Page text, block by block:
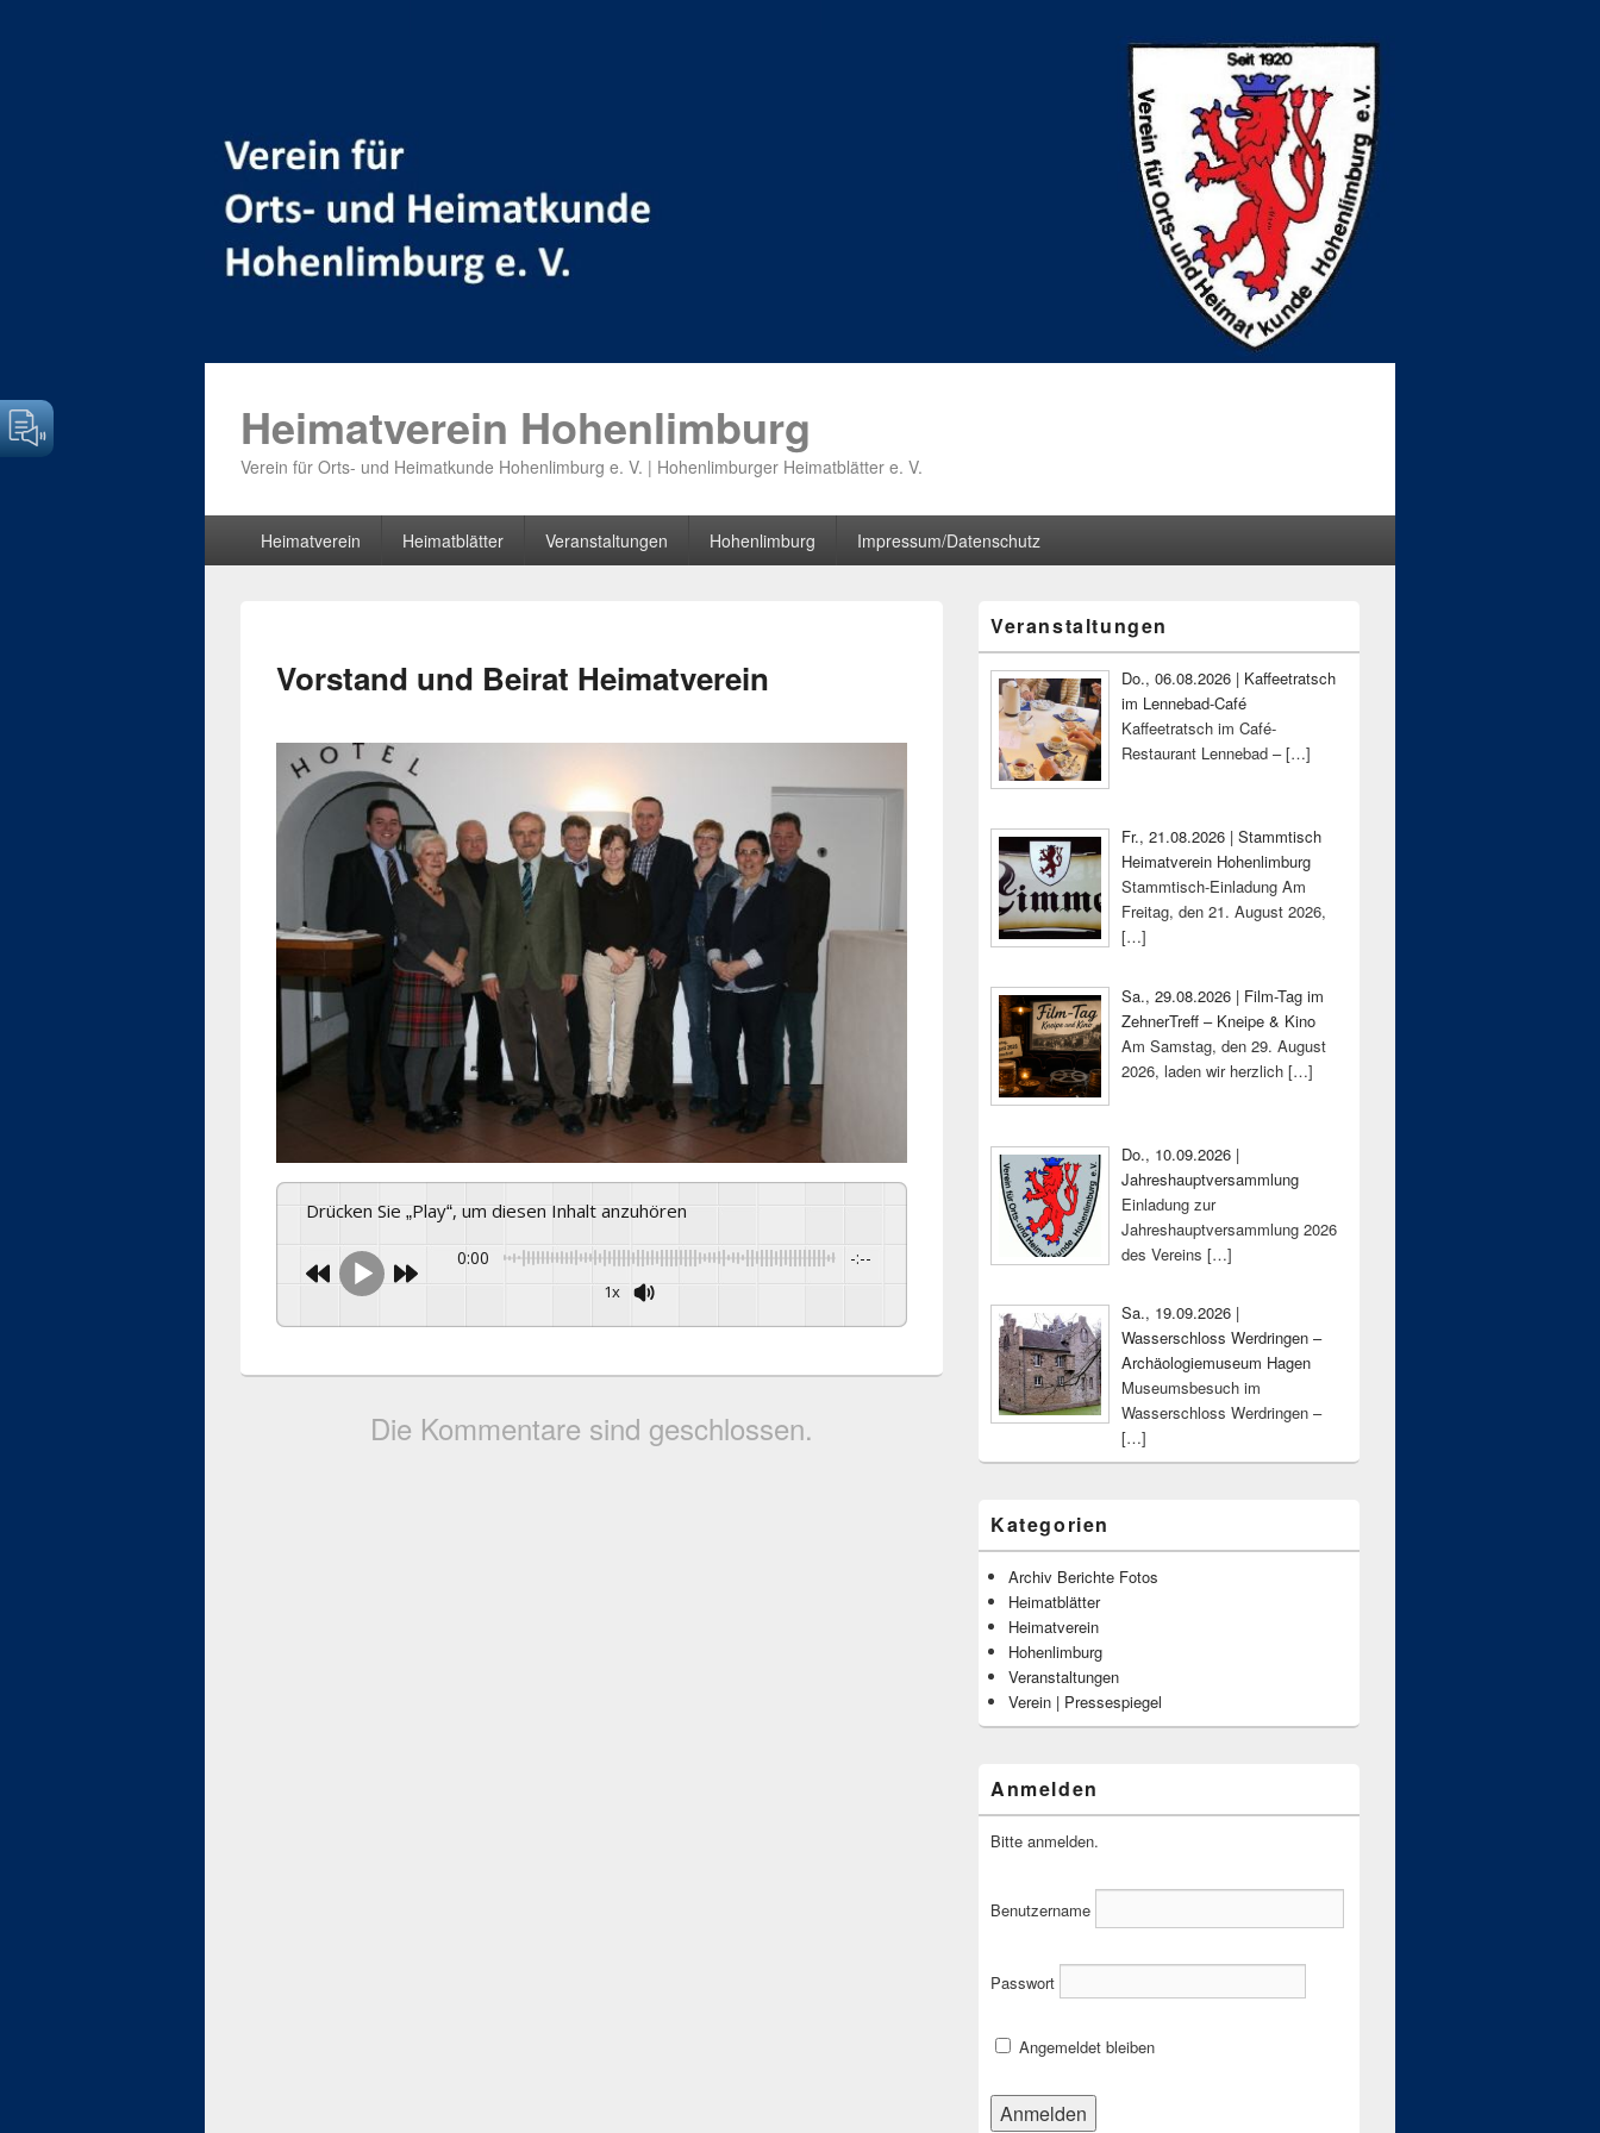
Heimatverein Hohenlimburg
Verein für Orts- und Heimatkunde Hohenlimburg e. V. | Hohenlimburger Heimatblätter e. V.
Heimatverein Heimatblätter Veranstaltungen Hohenlimburg Impressum/Datenschutz
Navigation
Vorstand und Beirat Heimatverein
Drücken Sie „Play“, um diesen Inhalt anzuhören
0:00 -:--
1x
Die Kommentare sind geschlossen.
Seitenleisten-
Widgetbereich
Veranstaltungen
Do., 06.08.2026 | Kaffeetratsch
im Lennebad-Café
Kaffeetratsch im Café-
Restaurant Lennebad –[…]
Fr., 21.08.2026 | Stammtisch
Heimatverein Hohenlimburg
Stammtisch-Einladung Am
Freitag, den 21. August 2026,
[…]
Sa., 29.08.2026 | Film-Tag im
ZehnerTreff – Kneipe & Kino
Am Samstag, den 29. August
2026, laden wir herzlich […]
Do., 10.09.2026 |
Jahreshauptversammlung
Einladung zur
Jahreshauptversammlung 2026
des Vereins […]
Sa., 19.09.2026 |
Wasserschloss Werdringen –
Archäologiemuseum Hagen
Museumsbesuch im
Wasserschloss Werdringen –
[…]
Kategorien
Archiv Berichte Fotos
Heimatblätter
Heimatverein
Hohenlimburg
Veranstaltungen
Verein | Pressespiegel
Anmelden
Bitte anmelden.
Benutzername
Passwort
Angemeldet bleiben